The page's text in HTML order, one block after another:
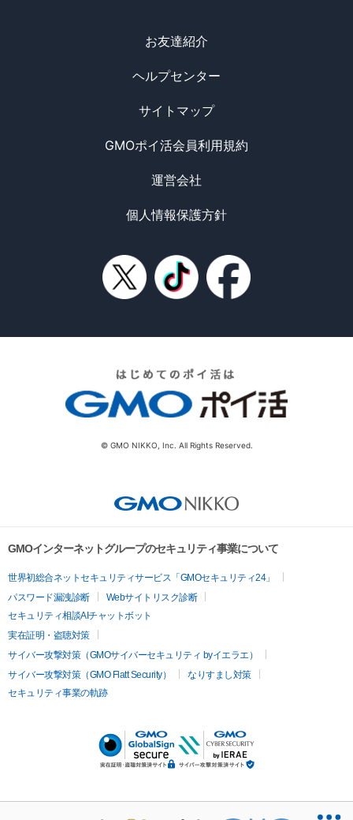
お友達紹介
ヘルプセンター
サイトマップ
GMOポイ活会員利用規約
運営会社
個人情報保護方針
© GMO NIKKO, Inc. All Rights Reserved.
GMOインターネットグループのセキュリティ事業について
世界初総合ネットセキュリティサービス「GMOセキュリティ24」
パスワード漏洩診断
Webサイトリスク診断
セキュリティ相談AIチャットボット
実在証明・盗聴対策
サイバー攻撃対策（GMOサイバーセキュリティ byイエラエ）
サイバー攻撃対策（GMO Flatt Security）
なりすまし対策
セキュリティ事業の軌跡